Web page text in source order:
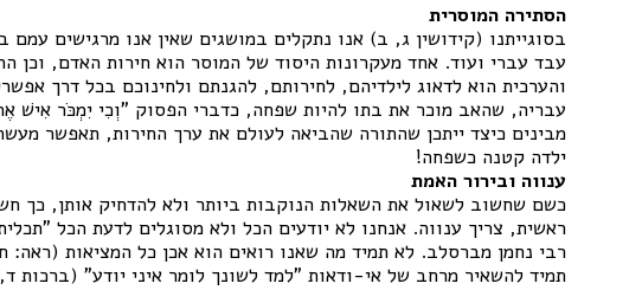
הסתירה המוסרית
בסוגייתנו (קידושין ג, ב) אנו נתקלים במושגים שאין אנו מרגישים
עבד עברי ועוד. אחד מעקרונות היסוד של המוסר הוא חירות האדם, וכן
והערכית הוא לדאוג לילדיהם, לחירותם, להגנתם ולחינוכם בכל דרך
עבריה, שהאב מוכר את בתו להיות שפחה, כדברי הפסוק "וְכִי יִמְכֹּר אִישׁ
מבינים כיצד ייתכן שהתורה שהביאה לעולם את ערך החירות, תאפשר
ילדה קטנה כשפחה!
ענווה ובירור האמת
כשם שחשוב לשאול את השאלות הנוקבות ביותר ולא להדחיק אותן, כך
ראשית, צריך ענווה. אנחנו לא יודעים הכל ולא מסוגלים לדעת הכל
רבי נחמן מברסלב. לא תמיד מה שאנו רואים הוא אכן כל המציאות (ראה:
תמיד להשאיר מרחב של אי-ודאות "למד לשונך לומר איני יודע" (ברכות